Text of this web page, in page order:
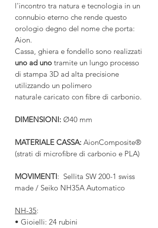
l'incontro tra natura e tecnologia in un
connubio eterno che rende questo
orologio degno del nome che porta:
Aion.
Cassa, ghiera e fondello sono realizzati
uno ad uno tramite un lungo processo
di stampa 3D ad alta precisione
utilizzando un polimero
naturale caricato con fibre di carbonio.
DIMENSIONI: Ø40 mm
MATERIALE CASSA: AionComposite®
(strati di microfibre di carbonio e PLA)
MOVIMENTI: Sellita SW 200-1 swiss
made / Seiko NH35A Automatico
NH-35:
• Gioielli: 24 rubini